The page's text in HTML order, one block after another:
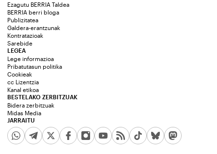
Ezagutu BERRIA Taldea
BERRIA berri bloga
Publizitatea
Galdera-erantzunak
Kontratazioak
Sarebide
JARRAITU
LEGEA
Lege informazioa
Pribatutasun politika
Cookieak
cc Lizentzia
Kanal etikoa
BESTELAKO ZERBITZUAK
Bidera zerbitzuak
Midas Media